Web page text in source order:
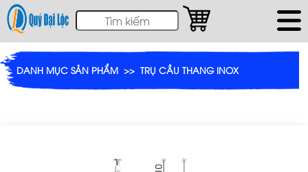
DANH MỤC SẢN PHẨM >> TRỤ CẦU THANG INOX